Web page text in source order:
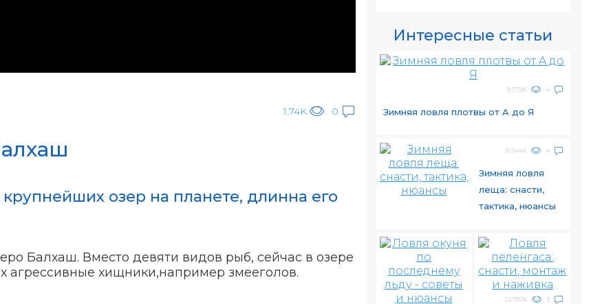
1.74K 0
озер на планете, длинна его
Балхаш. Вместо девяти видов рыб, сейчас в озере
агрессивные хищники,например змееголов.
Интересные статьи
9.079K 4
Зимняя ловля плотвы от A до Я
8.344K 4
Зимняя ловля
леща: снасти,
тактика, нюансы
22.797K 3